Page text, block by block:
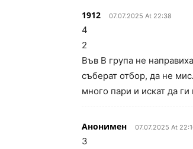
1912 07.07.2025 At 22:38
4
2
Във В група не
съберат отбор, да не
много пари и искат да ги
Анонимен 07.07.2025 At
3